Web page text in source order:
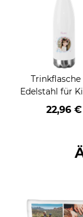
Trinkflasche
Edelstahl für
mit Bild und
Regenbogen
22,96 €